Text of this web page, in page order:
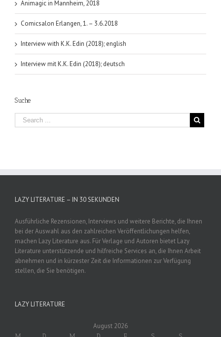
Animagic in Mannheim, 2018
Comicsalon Erlangen, 1. – 3.6.2018
Interview with K.K. Edin (2018); english
Interview mit K.K. Edin (2018); deutsch
Suche
LAZY LITERATURE – IN 30 SEKUNDEN
Ausführliche Rezensionen, Interviews und weitere Berichte, die Ihnen
bei der Auswahl aus den zahlreichen Veröffentlichungen helfen,
machen Lazy Literature aus. Für Verlage und Autoren bietet Lazy
Literature unterstützende und hilfreiche Services an, die Ihnen Arbeit
abnehmen und in kürzester Zeit die Informationen zur Verfügung
stellen, die Sie benötigen.
LAZY LITERATURE
August 2026